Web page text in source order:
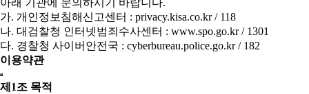
가. 개인정보침해신고센터 : privacy.kisa.co.kr / 118
나. 대검찰청 인터넷범죄수사센터 : www.spo.go.kr / 1301
다. 경찰청 사이버안전국 : cyberbureau.police.go.kr / 182
이용약관
제1조 목적